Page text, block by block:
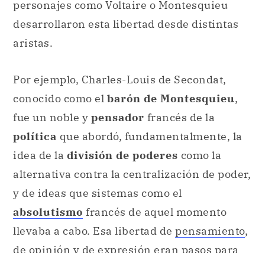
personajes como Voltaire o Montesquieu
desarrollaron esta libertad desde distintas
aristas.
Por ejemplo, Charles-Louis de Secondat,
conocido como el barón de Montesquieu,
fue un noble y pensador francés de la
política que abordó, fundamentalmente, la
idea de la división de poderes como la
alternativa contra la centralización de poder,
y de ideas que sistemas como el
absolutismo francés de aquel momento
llevaba a cabo. Esa libertad de pensamiento,
de opinión y de expresión eran pasos para